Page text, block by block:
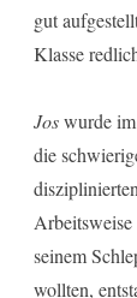
gut
Klasse
Joswurde
die
seinem
wollten,